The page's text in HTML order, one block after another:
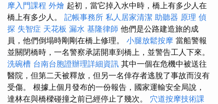
摩入門課程 外燴 起初，當它掉入水中時，橋上有多少人在
橋上有多少人。 記帳事務所 私人居家清潔 助聽器 原理 偵
探 失智症 天花板 漏水 基隆律師 他們是公路建造旅的成
員，他們倒塌時剛剛在橋上修理。 小腿放鬆按摩 當船警報
並關閉橋時，一名警察承諾開車到橋上，並警告工人下來。
洗碗槽 台南台胞證辦理詳細資訊 其中一個在危機中被送往
醫院，但第二天被釋放，但另一名倖存者逃脫了事故而沒有
受傷。 根據上個月發布的一份報告，國家運輸安全局說，
達林在與橋樑碰撞之前已經停止了幾次。 穴道按摩技術課